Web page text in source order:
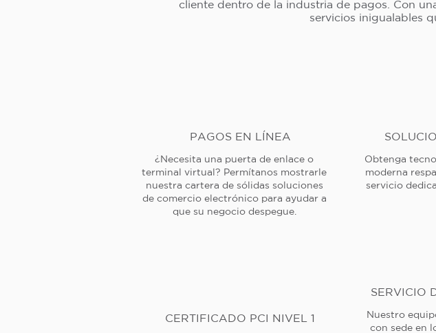
cliente dentro de la industria de pagos. Con
servicios inigualables
PAGOS EN LÍNEA
¿Necesita una puerta de enlace o
terminal virtual? Permítanos mostrarle
nuestra cartera de sólidas soluciones
de comercio electrónico para ayudar a
que su negocio despegue.
CERTIFICADO PCI NIVEL 1
Obtenga
moderna
servicio
SERVICIO
Nuestro
con sede en